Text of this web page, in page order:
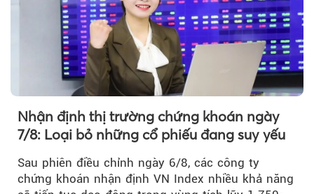
Nhận định thị trường chứng khoán ngày
7/8: Loại bỏ những cổ phiếu đang suy yếu
Sau phiên điều chỉnh ngày 6/8, các công ty
chứng khoán nhận định VN Index nhiều khả năng